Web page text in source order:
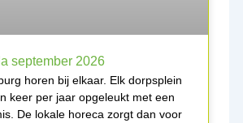
september 2026
horen bij elkaar. Elk dorpsplein
keer per jaar opgeleukt met een
De lokale horeca zorgt dan voor